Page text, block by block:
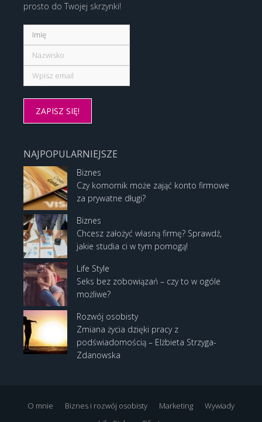
prosto do Twojej skrzynki!
NAJPOPULARNIEJSZE
Biznes
Czy komornik może zająć konto firmowe
za prywatne długi?
Biznes
Chcesz założyć własną firmę? Sprawdź,
jakie studia ci w tym pomogą!
Life Style
Seks bez zobowiązań – czy to w ogóle
możliwe?
Rozwój osobisty
Zmiana życia dzięki pracy z
podświadomością – Elżbieta Strzyga-
Zdanowska
O mnie Biznes i rozwój osobisty Marketing
Wywiady